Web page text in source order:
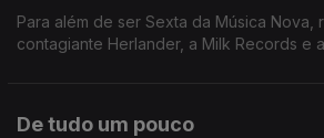
Para além de ser Sexta da Música
contagiante Herlander, a Milk Records e
De tudo um pouco